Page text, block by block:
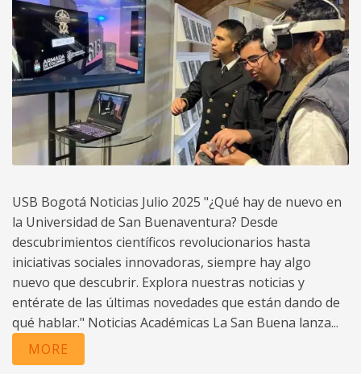
USB Bogotá Noticias Julio 2025 "¿Qué hay de nuevo en
la Universidad de San Buenaventura? Desde
descubrimientos científicos revolucionarios hasta
iniciativas sociales innovadoras, siempre hay algo
nuevo que descubrir. Explora nuestras noticias y
entérate de las últimas novedades que están dando de
qué hablar." Noticias Académicas La San Buena lanza...
MORE